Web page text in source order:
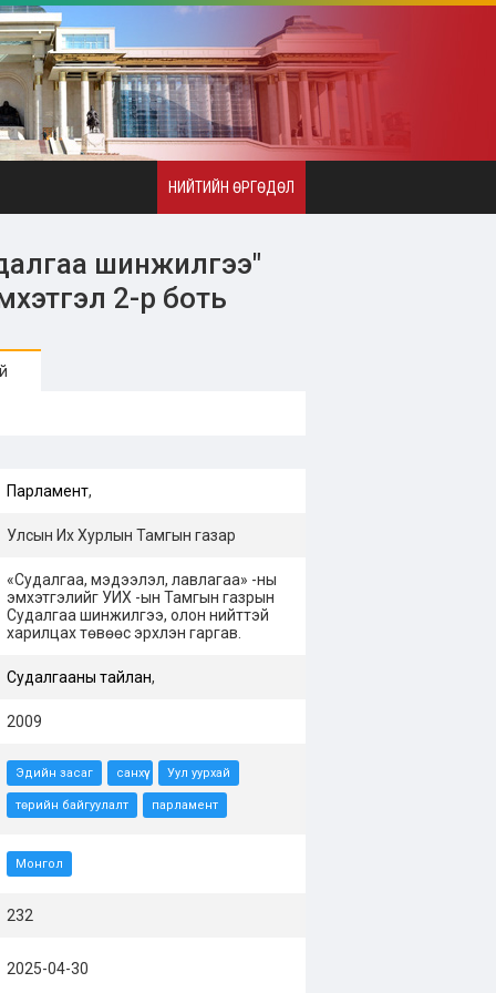
НИЙТИЙН ӨРГӨДӨЛ
шинжилгээ"
2-р боть
Парламент,
Улсын Их Хурлын Тамгын газар
«Судалгаа, мэдээлэл, лавлагаа» -ны
эмхэтгэлийг УИХ -ын Тамгын газрын
Судалгаа шинжилгээ, олон нийттэй
харилцах төвөөс эрхлэн гаргав.
Судалгааны тайлан,
2009
Эдийн засаг санхүү Уул уурхай
төрийн байгуулалт парламент
Монгол
232
2025-04-30